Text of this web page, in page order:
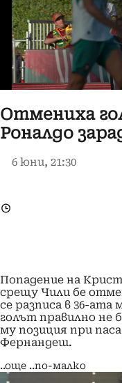
Отмениха
Роналдо
6 юни, 21:30
Попадение на
срещу Чили бе
се разписа в 36-
голът правилно не
му позиция при
Фернандеш.
..още ..по-малко